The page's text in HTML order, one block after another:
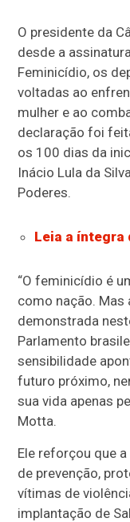
O presidente da
desde a
Feminicídio, os
voltadas ao
mulher e ao
declaração foi
os 100 dias da
Inácio Lula da
Poderes.
Leia a íntegra
“O feminicídio é
como nação. Mas
demonstrada
Parlamento
sensibilidade
futuro próximo,
sua vida apenas
Motta.
Ele reforçou que
de prevenção,
vítimas de
implantação de